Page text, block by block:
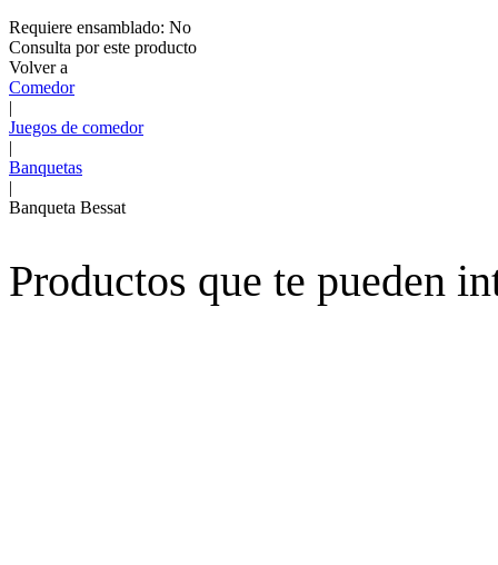
Requiere ensamblado: No
Consulta por este producto
Volver a
Comedor
|
Juegos de comedor
|
Banquetas
|
Banqueta Bessat
Productos que te pueden